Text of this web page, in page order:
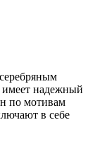
надежный
по мотивам
в себе